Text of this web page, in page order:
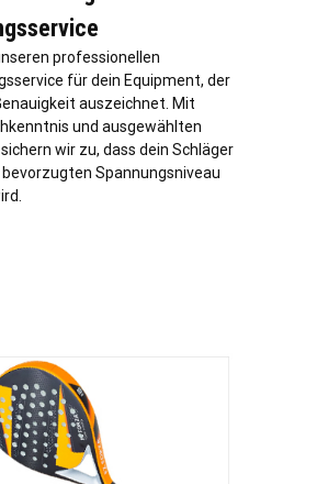
professionellen
für dein Equipment, der
auszeichnet. Mit
und ausgewählten
wir zu, dass dein Schläger
Spannungsniveau